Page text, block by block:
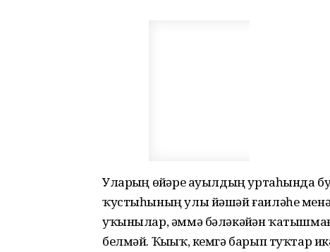
Уларҙың өйҙәре ауылдың уртаһында
ҡустыһының улы йәшәй ғаиләһе
уҡынылар, әммә бәләкәйҙән
белмәй. Ҡыҙыҡ, кемгә барып туҡтар